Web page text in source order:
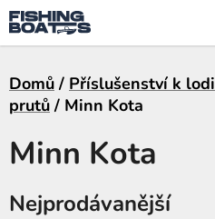
Přejít
na
obsah
Domů / Příslušenství k lodi
prutů / Minn Kota
Minn Kota
Nejprodávanější